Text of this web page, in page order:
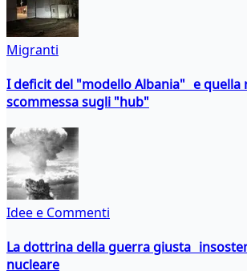
Migranti
I deficit del "modello Albania" e quella
scommessa sugli "hub"
Idee e Commenti
La dottrina della guerra giusta
nucleare